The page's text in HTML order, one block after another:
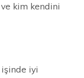
kim kendini
iyi